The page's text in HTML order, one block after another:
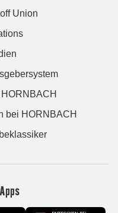
Union
bei HORNBACH